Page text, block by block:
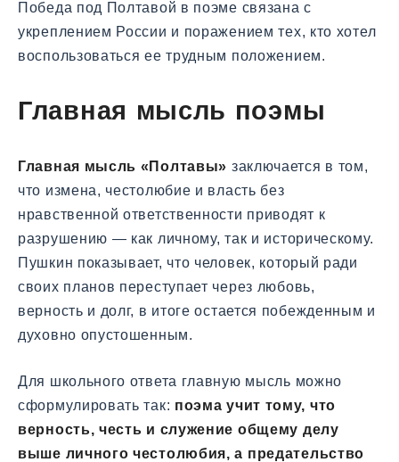
Победа под Полтавой в поэме связана с
укреплением России и поражением тех, кто хотел
воспользоваться ее трудным положением.
Главная мысль поэмы
Главная мысль «Полтавы» заключается в том,
что измена, честолюбие и власть без
нравственной ответственности приводят к
разрушению — как личному, так и историческому.
Пушкин показывает, что человек, который ради
своих планов переступает через любовь,
верность и долг, в итоге остается побежденным и
духовно опустошенным.
Для школьного ответа главную мысль можно
сформулировать так: поэма учит тому, что
верность, честь и служение общему делу
выше личного честолюбия, а предательство